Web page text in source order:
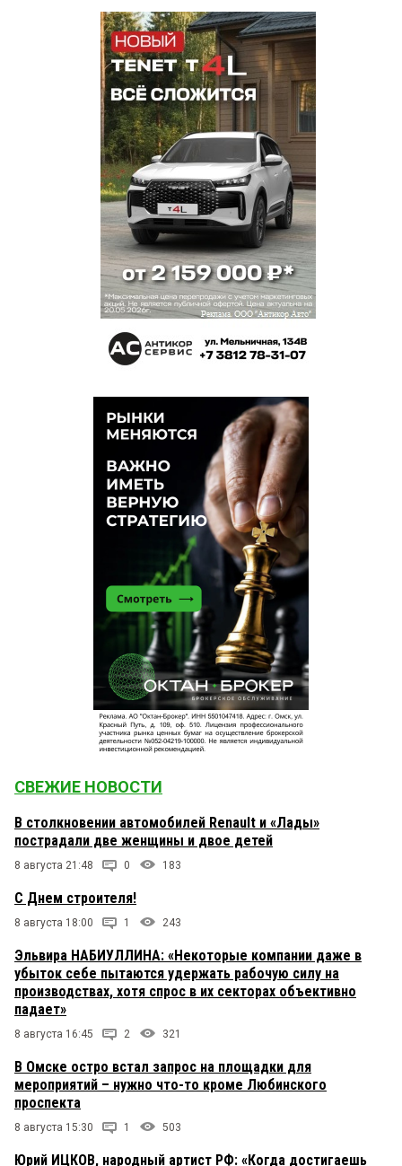
СВЕЖИЕ НОВОСТИ
В столкновении автомобилей Renault и «Лады»
пострадали две женщины и двое детей
8 августа 21:48 0 183
С Днем строителя!
8 августа 18:00 1 243
Эльвира НАБИУЛЛИНА: «Некоторые компании даже в
убыток себе пытаются удержать рабочую силу на
производствах, хотя спрос в их секторах объективно
падает»
8 августа 16:45 2 321
В Омске остро встал запрос на площадки для
мероприятий – нужно что-то кроме Любинского
проспекта
8 августа 15:30 1 503
Юрий ИЦКОВ, народный артист РФ: «Когда достигаешь